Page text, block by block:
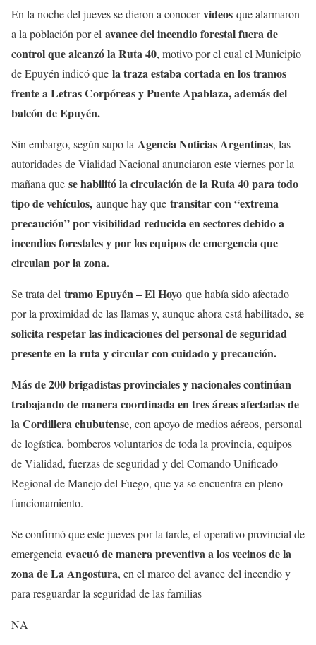
En la noche del jueves se dieron a conocervideos que alarmaron
a la población por el avance del incendio forestal fuera de
control que alcanzó la Ruta 40, motivo por el cual el Municipio
de Epuyén indicó que la traza estaba cortada en los tramos
frente a Letras Corpóreas y Puente Apablaza, además del
balcón de Epuyén.
Sin embargo, según supo la Agencia Noticias Argentinas, las
autoridades de Vialidad Nacional anunciaron este viernes por la
mañana que se habilitó la circulación de la Ruta 40 para todo
tipo de vehículos, aunque hay que transitar con “extrema
precaución” por visibilidad reducida en sectores debido a
incendios forestales y por los equipos de emergencia que
circulan por la zona.
Se trata del tramo Epuyén – El Hoyo que había sido afectado
por la proximidad de las llamas y, aunque ahora está habilitado, se
solicita respetar las indicaciones del personal de seguridad
presente en la ruta y circular con cuidado y precaución.
Más de 200 brigadistas provinciales y nacionales continúan
trabajando de manera coordinada en tres áreas afectadas de
la Cordillera chubutense, con apoyo de medios aéreos, personal
de logística, bomberos voluntarios de toda la provincia, equipos
de Vialidad, fuerzas de seguridad y del Comando Unificado
Regional de Manejo del Fuego, que ya se encuentra en pleno
funcionamiento.
Se confirmó que este jueves por la tarde, el operativo provincial de
emergencia evacuó de manera preventiva a los vecinos de la
zona de La Angostura, en el marco del avance del incendio y
para resguardar la seguridad de las familias
NA